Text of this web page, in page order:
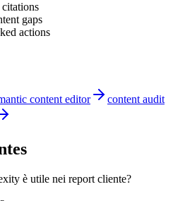
gaps
actions
content editor
content audit
è utile nei report cliente?